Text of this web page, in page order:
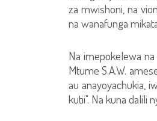
za mwishoni, na
na wanafunga
Na imepokelewa
Mtume S.A.W.
au anayoyachukia,
kutii". Na kuna dalili